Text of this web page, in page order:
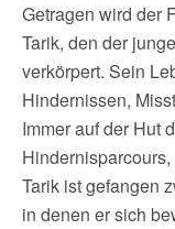
Getragen wird der
Tarik, den der
verkörpert. Sein
Hindernissen,
Immer auf der Hut
Tarik ist gefangen
in denen er sich